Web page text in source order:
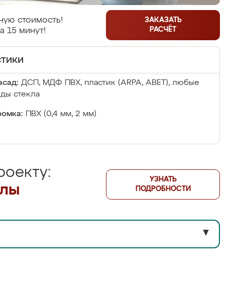
стоимость!
15 минут!
ЗАКАЗАТЬ
РАСЧЁТ
ДСП, МДФ ПВХ, пластик (ARPA, ABET), любые
стекла
ПВХ (0,4 мм, 2 мм)
УЗНАТЬ
ПОДРОБНОСТИ
▼